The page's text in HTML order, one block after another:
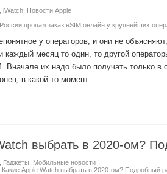
iWatch, Новости Apple
пропал заказ eSIM онлайн у крупнейших
у операторов, и они не
каждый месяц то один, то другой
Вначале их надо было получать только
в какой-то момент …
выбрать в 2020-ом?
Гаджеты
Мобильные новости
Какие Apple Watch выбрать в 2020-ом? Подробный